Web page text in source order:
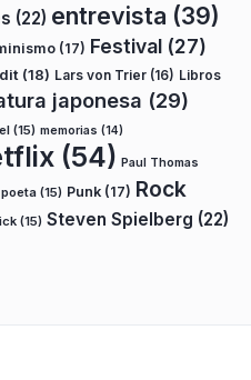
(22) entrevista (39)
(17) Festival (27)
(18) Lars von Trier (16) Libros
japonesa (29)
(15) memorias (14)
(54) Paul Thomas
poeta (15) Punk (17) Rock
(15) Steven Spielberg (22)